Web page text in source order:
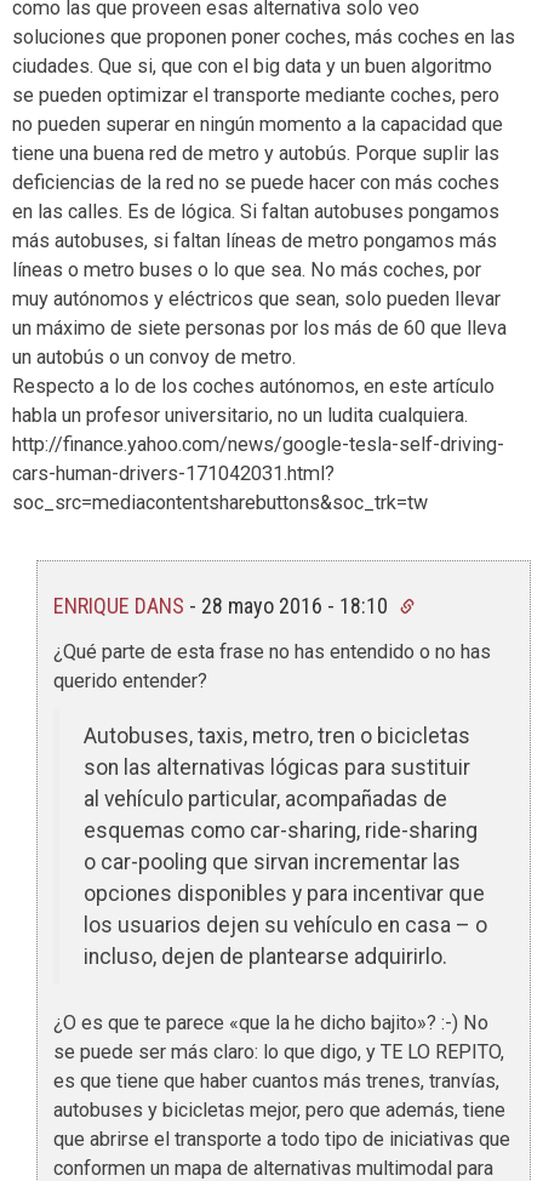
como las que proveen esas alternativa solo veo
soluciones que proponen poner coches, más coches en las
ciudades. Que si, que con el big data y un buen algoritmo
se pueden optimizar el transporte mediante coches, pero
no pueden superar en ningún momento a la capacidad que
tiene una buena red de metro y autobús. Porque suplir las
deficiencias de la red no se puede hacer con más coches
en las calles. Es de lógica. Si faltan autobuses pongamos
más autobuses, si faltan líneas de metro pongamos más
líneas o metro buses o lo que sea. No más coches, por
muy autónomos y eléctricos que sean, solo pueden llevar
un máximo de siete personas por los más de 60 que lleva
un autobús o un convoy de metro.
Respecto a lo de los coches autónomos, en este artículo
habla un profesor universitario, no un ludita cualquiera.
http://finance.yahoo.com/news/google-tesla-self-driving-
cars-human-drivers-171042031.html?
soc_src=mediacontentsharebuttons&soc_trk=tw
ENRIQUE DANS - 28 mayo 2016 - 18:10
¿Qué parte de esta frase no has entendido o no has
querido entender?
Autobuses, taxis, metro, tren o bicicletas
son las alternativas lógicas para sustituir
al vehículo particular, acompañadas de
esquemas como car-sharing, ride-sharing
o car-pooling que sirvan incrementar las
opciones disponibles y para incentivar que
los usuarios dejen su vehículo en casa – o
incluso, dejen de plantearse adquirirlo.
¿O es que te parece «que la he dicho bajito»? :-) No
se puede ser más claro: lo que digo, y TE LO REPITO,
es que tiene que haber cuantos más trenes, tranvías,
autobuses y bicicletas mejor, pero que además, tiene
que abrirse el transporte a todo tipo de iniciativas que
conformen un mapa de alternativas multimodal para